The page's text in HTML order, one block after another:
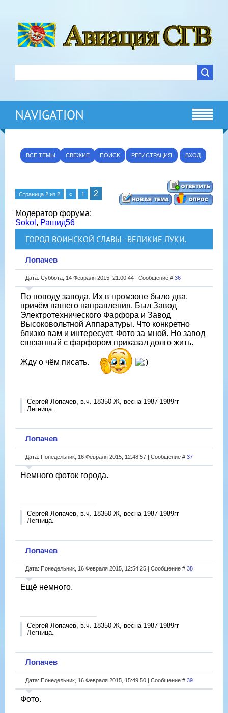
NAVIGATION
ВСЕ ТЕМЫ СВЕЖИЕ ПОИСК РЕГИСТРАЦИЯ ВХОД
Страница 2 из 2 « 1 2
Модератор форума:
Sokol , Рашид56
ГОРОД ВОИНСКОЙ СЛАВЫ - ВЕЛИКИЕ ЛУКИ.
Лопачев
Дата: Суббота, 14 Февраля 2015, 21:00:44 | Сообщение # 36
По поводу завода. Их в промзоне было два,
причём вашего направления. Был Завод
Электротехнического Фарфора и Завод
Высоковольтной Аппаратуры. Что конкретно
близко вам и интересует. Фото за мной. Но завод
связанный с фарфором приказал долго жить.
Жду о чём писать.
Сергей Лопачев, в.ч. 18350 Ж, весна 1987-1989гг
Легница.
Лопачев
Дата: Понедельник, 16 Февраля 2015, 12:48:57 | Сообщение # 37
Немного фоток города.
Сергей Лопачев, в.ч. 18350 Ж, весна 1987-1989гг
Легница.
Лопачев
Дата: Понедельник, 16 Февраля 2015, 12:54:25 | Сообщение # 38
Ещё немного.
Сергей Лопачев, в.ч. 18350 Ж, весна 1987-1989гг
Легница.
Лопачев
Дата: Понедельник, 16 Февраля 2015, 15:49:50 | Сообщение # 39
Фото.